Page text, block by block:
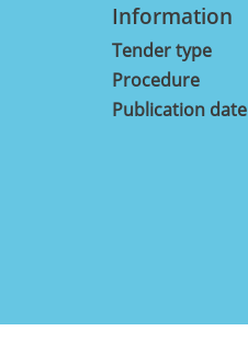
Information
Tender type
Procedure
Publication date